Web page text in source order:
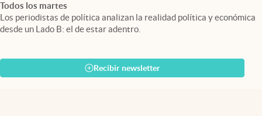
Todos los martes
Los periodistas de política analizan la realidad política y económica
desde un Lado B: el de estar adentro.
Recibir newsletter